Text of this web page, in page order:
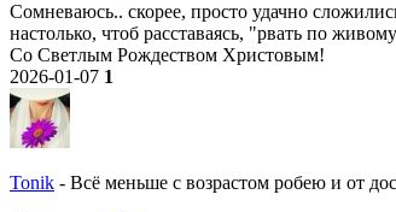
Сомневаюсь.. скорее, просто удачно
настолько, чтоб расставаясь, "рвать по
Со Светлым Рождеством Христовым!
2026-01-07 1
Tonik - Всё меньше с возрастом робею и от